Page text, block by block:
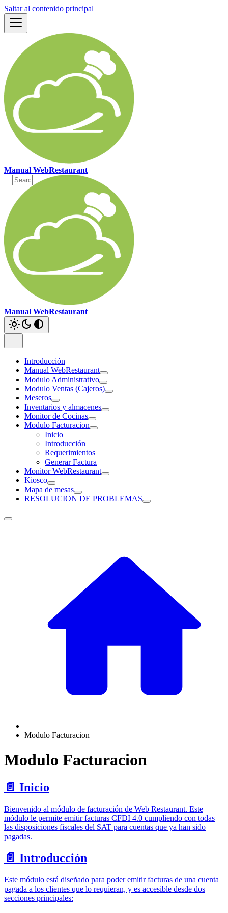
Saltar al contenido principal
Manual WebRestaurant
Manual WebRestaurant
Introducción
Manual WebRestaurant
Modulo Administrativo
Modulo Ventas (Cajeros)
Meseros
Inventarios y almacenes
Monitor de Cocinas
Modulo Facturacion
Inicio
Introducción
Requerimientos
Generar Factura
Monitor WebRestaurant
Kiosco
Mapa de mesas
RESOLUCION DE PROBLEMAS
Modulo Facturacion
Modulo Facturacion
📄️ Inicio
Bienvenido al módulo de facturación de Web Restaurant. Este
módulo le permite emitir facturas CFDI 4.0 cumpliendo con todas
las disposiciones fiscales del SAT para cuentas que ya han sido
pagadas.
📄️ Introducción
Este módulo está diseñado para poder emitir facturas de una cuenta
pagada a los clientes que lo requieran, y es accesible desde dos
secciones principales: